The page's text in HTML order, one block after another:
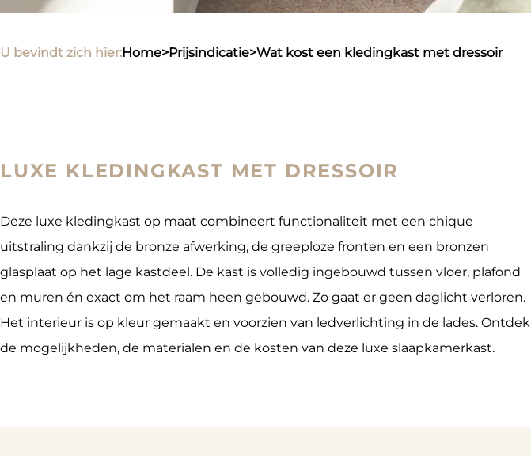
U bevindt zich hier: home> prijsindicatie> wat kost een kledingkast met dressoir
LUXE KLEDINGKAST MET DRESSOIR
Deze luxe kledingkast op maat combineert functionaliteit met een chique
uitstraling dankzij de bronze afwerking, de greeploze fronten en een bronzen
glasplaat op het lage kastdeel. De kast is volledig ingebouwd tussen vloer, plafond
en muren én exact om het raam heen gebouwd. Zo gaat er geen daglicht verloren.
Het interieur is op kleur gemaakt en voorzien van ledverlichting in de lades. Ontdek
de mogelijkheden, de materialen en de kosten van deze luxe slaapkamerkast.